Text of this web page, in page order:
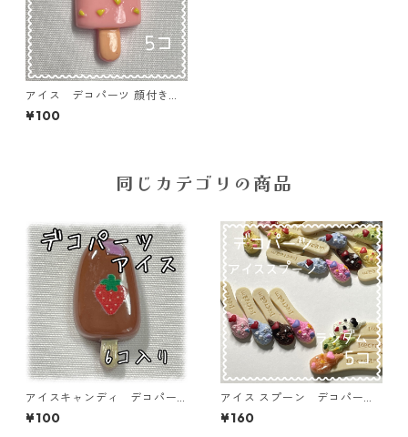
アイス デコパーツ 顔付きピ
ンク 5個入り 貼り付けパー
ツ【DP-IC-013ｐ】
¥100
同じカテゴリの商品
アイスキャンディ デコパー
ツ イチゴ×ブラウン 6個入
り 貼り付けパーツ【DP-IC-
¥100
アイス スプーン デコパー
ツ ランダムミックス 5個入
り 貼り付けパーツ【DP-IC-S
¥160